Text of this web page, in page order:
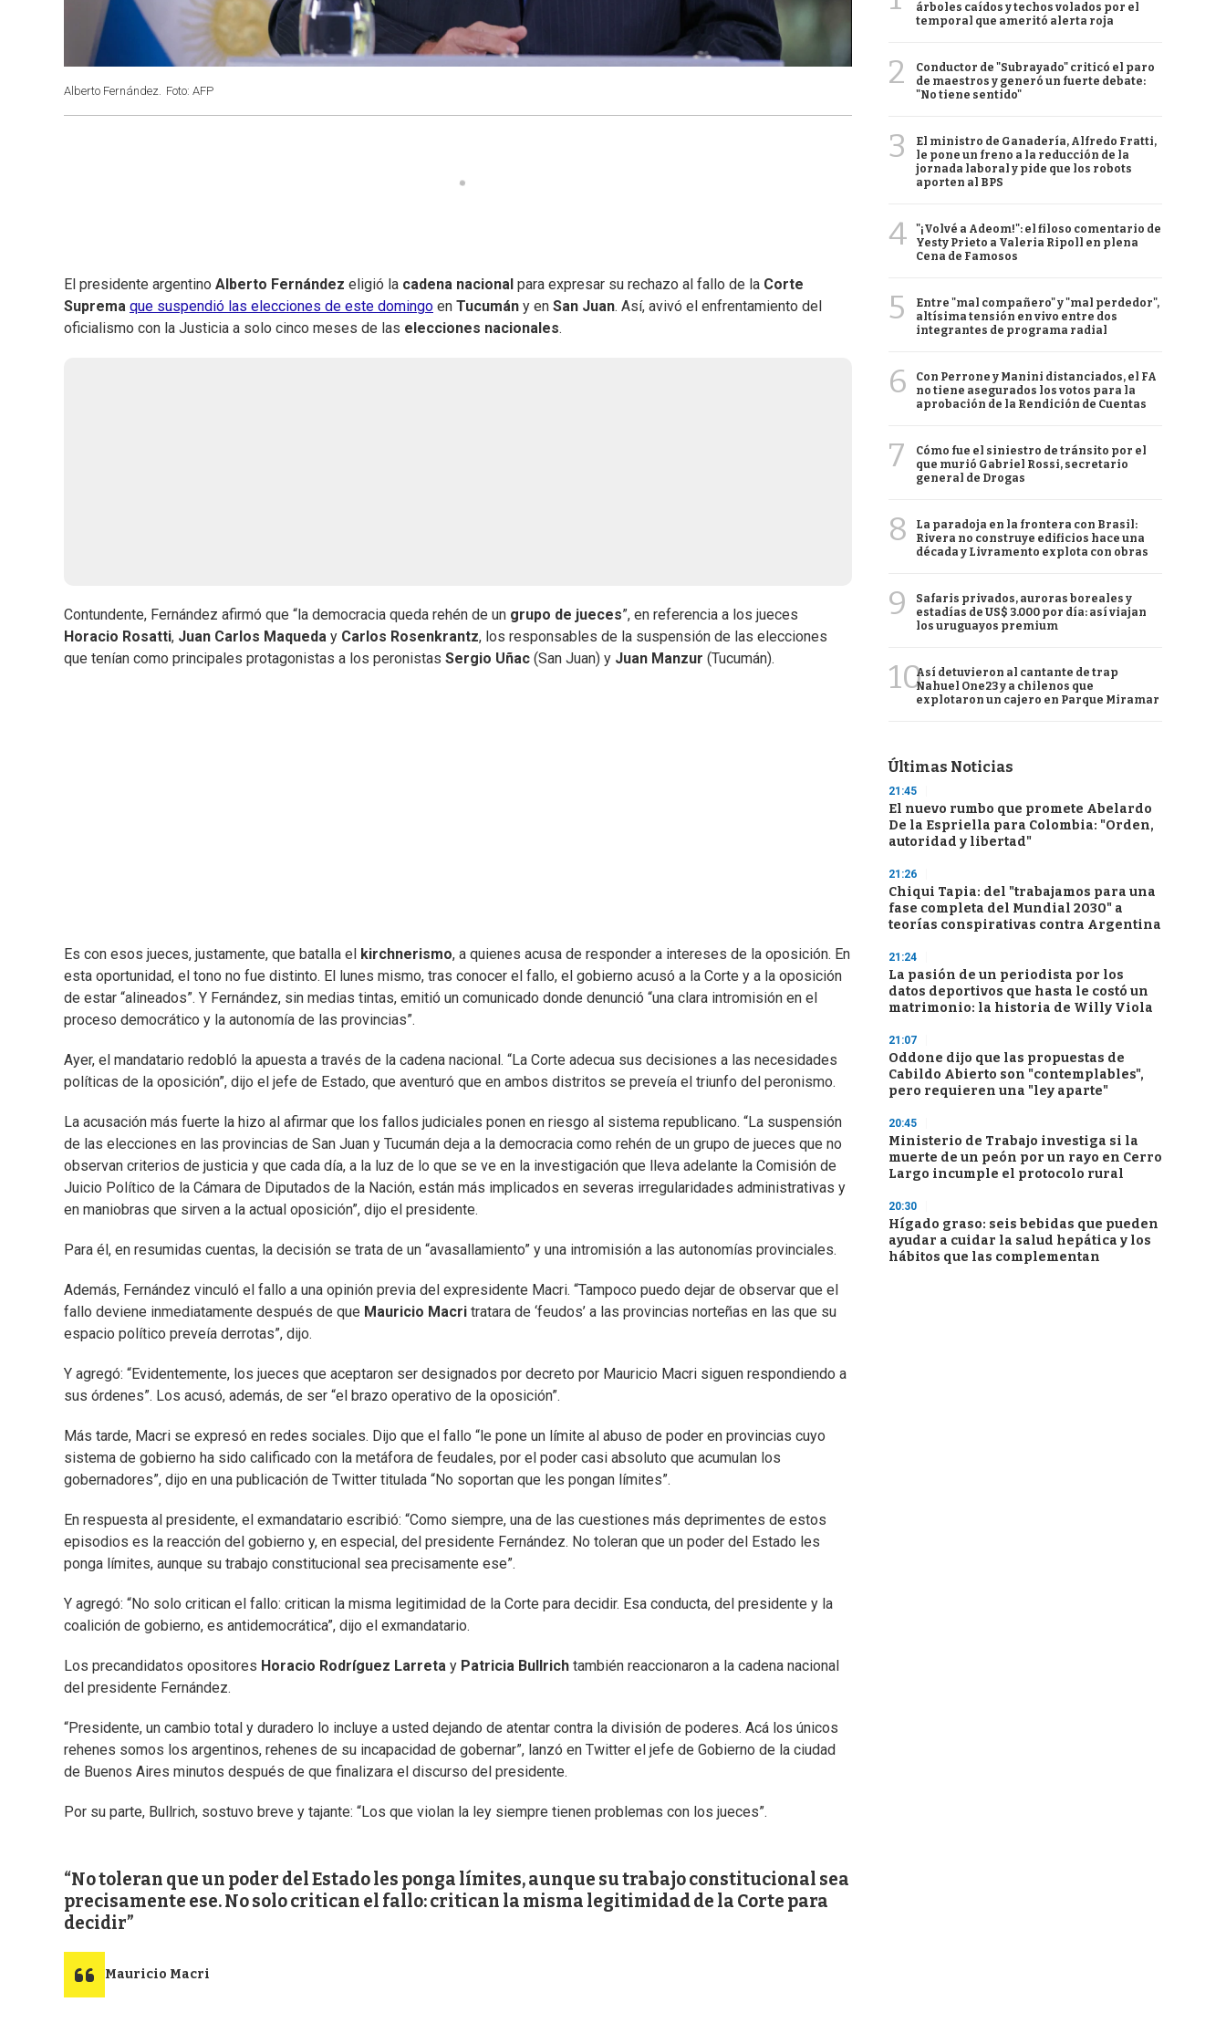
Alberto Fernández. Foto: AFP
El presidente argentino Alberto Fernández eligió la cadena nacional para expresar su rechazo al fallo de la Corte
Suprema que suspendió las elecciones de este domingo en Tucumán y en San Juan. Así, avivó el enfrentamiento del
oficialismo con la Justicia a solo cinco meses de las elecciones nacionales.
Contundente, Fernández afirmó que “la democracia queda rehén de un grupo de jueces”, en referencia a los jueces
Horacio Rosatti, Juan Carlos Maqueda y Carlos Rosenkrantz, los responsables de la suspensión de las elecciones
que tenían como principales protagonistas a los peronistas Sergio Uñac (San Juan) y Juan Manzur (Tucumán).
Es con esos jueces, justamente, que batalla el kirchnerismo, a quienes acusa de responder a intereses de la oposición. En
esta oportunidad, el tono no fue distinto. El lunes mismo, tras conocer el fallo, el gobierno acusó a la Corte y a la oposición
de estar “alineados”. Y Fernández, sin medias tintas, emitió un comunicado donde denunció “una clara intromisión en el
proceso democrático y la autonomía de las provincias”.
Ayer, el mandatario redobló la apuesta a través de la cadena nacional. “La Corte adecua sus decisiones a las necesidades
políticas de la oposición”, dijo el jefe de Estado, que aventuró que en ambos distritos se preveía el triunfo del peronismo.
La acusación más fuerte la hizo al afirmar que los fallos judiciales ponen en riesgo al sistema republicano. “La suspensión
de las elecciones en las provincias de San Juan y Tucumán deja a la democracia como rehén de un grupo de jueces que no
observan criterios de justicia y que cada día, a la luz de lo que se ve en la investigación que lleva adelante la Comisión de
Juicio Político de la Cámara de Diputados de la Nación, están más implicados en severas irregularidades administrativas y
en maniobras que sirven a la actual oposición”, dijo el presidente.
Para él, en resumidas cuentas, la decisión se trata de un “avasallamiento” y una intromisión a las autonomías provinciales.
Además, Fernández vinculó el fallo a una opinión previa del expresidente Macri. “Tampoco puedo dejar de observar que el
fallo deviene inmediatamente después de que Mauricio Macri tratara de ‘feudos’ a las provincias norteñas en las que su
espacio político preveía derrotas”, dijo.
Y agregó: “Evidentemente, los jueces que aceptaron ser designados por decreto por Mauricio Macri siguen respondiendo a
sus órdenes”. Los acusó, además, de ser “el brazo operativo de la oposición”.
Más tarde, Macri se expresó en redes sociales. Dijo que el fallo “le pone un límite al abuso de poder en provincias cuyo
sistema de gobierno ha sido calificado con la metáfora de feudales, por el poder casi absoluto que acumulan los
gobernadores”, dijo en una publicación de Twitter titulada “No soportan que les pongan límites”.
En respuesta al presidente, el exmandatario escribió: “Como siempre, una de las cuestiones más deprimentes de estos
episodios es la reacción del gobierno y, en especial, del presidente Fernández. No toleran que un poder del Estado les
ponga límites, aunque su trabajo constitucional sea precisamente ese”.
Y agregó: “No solo critican el fallo: critican la misma legitimidad de la Corte para decidir. Esa conducta, del presidente y la
coalición de gobierno, es antidemocrática”, dijo el exmandatario.
Los precandidatos opositores Horacio Rodríguez Larreta y Patricia Bullrich también reaccionaron a la cadena nacional
del presidente Fernández.
“Presidente, un cambio total y duradero lo incluye a usted dejando de atentar contra la división de poderes. Acá los únicos
rehenes somos los argentinos, rehenes de su incapacidad de gobernar”, lanzó en Twitter el jefe de Gobierno de la ciudad
de Buenos Aires minutos después de que finalizara el discurso del presidente.
Por su parte, Bullrich, sostuvo breve y tajante: “Los que violan la ley siempre tienen problemas con los jueces”.
No toleran que un poder del Estado les ponga límites, aunque su trabajo constitucional sea
precisamente ese. No solo critican el fallo: critican la misma legitimidad de la Corte para
decidir
Mauricio Macri
árboles caídos y techos volados por el
temporal que ameritó alerta roja
2
Conductor de "Subrayado" criticó el paro
de maestros y generó un fuerte debate:
"No tiene sentido"
3
El ministro de Ganadería, Alfredo Fratti,
le pone un freno a la reducción de la
jornada laboral y pide que los robots
aporten al BPS
4
"¡Volvé a Adeom!": el filoso comentario de
Yesty Prieto a Valeria Ripoll en plena
Cena de Famosos
5
Entre "mal compañero" y "mal perdedor",
altísima tensión en vivo entre dos
integrantes de programa radial
6
Con Perrone y Manini distanciados, el FA
no tiene asegurados los votos para la
aprobación de la Rendición de Cuentas
7
Cómo fue el siniestro de tránsito por el
que murió Gabriel Rossi, secretario
general de Drogas
8
La paradoja en la frontera con Brasil:
Rivera no construye edificios hace una
década y Livramento explota con obras
9
Safaris privados, auroras boreales y
estadías de US$ 3.000 por día: así viajan
los uruguayos premium
10Así detuvieron al cantante de trap
Nahuel One23 y a chilenos que
explotaron un cajero en Parque Miramar
Últimas Noticias
21:45
El nuevo rumbo que promete Abelardo
De la Espriella para Colombia: "Orden,
autoridad y libertad"
21:26
Chiqui Tapia: del "trabajamos para una
fase completa del Mundial 2030" a
teorías conspirativas contra Argentina
21:24
La pasión de un periodista por los
datos deportivos que hasta le costó un
matrimonio: la historia de Willy Viola
21:07
Oddone dijo que las propuestas de
Cabildo Abierto son "contemplables",
pero requieren una "ley aparte"
20:45
Ministerio de Trabajo investiga si la
muerte de un peón por un rayo en Cerro
Largo incumple el protocolo rural
20:30
Hígado graso: seis bebidas que pueden
ayudar a cuidar la salud hepática y los
hábitos que las complementan